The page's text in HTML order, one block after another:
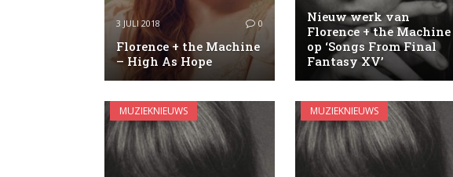
3 JULI 2018 0
Florence + the Machine
– High As Hope
Nieuw werk van
Florence + the Machine
op ‘Songs From Final
Fantasy XV’
MUZIEKNIEUWS MUZIEKNIEUWS